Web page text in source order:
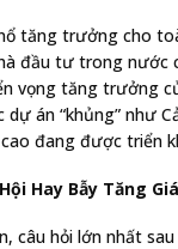
tăng trưởng cho
đầu tư trong nước
vọng tăng trưởng
án “khủng” như
đang được triển
Hay Bẫy Tăng
câu hỏi lớn nhất sau